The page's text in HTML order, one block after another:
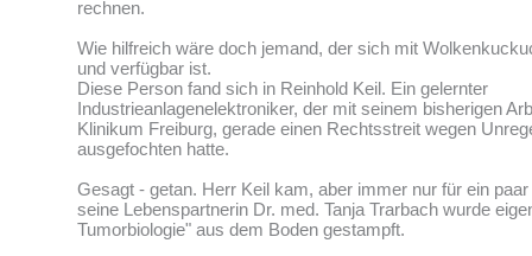
rechnen.
Wie hilfreich wäre doch jemand, der sich mit
und verfügbar ist.
Diese Person fand sich in Reinhold Keil. Ein gelernter
Industrieanlagenelektroniker, der mit seinem bisherigen
Klinikum Freiburg, gerade einen Rechtsstreit wegen
ausgefochten hatte.
Gesagt - getan. Herr Keil kam, aber immer nur für ein
seine Lebenspartnerin Dr. med. Tanja Trarbach wurde
Tumorbiologie" aus dem Boden gestampft.